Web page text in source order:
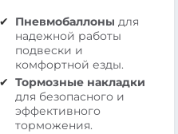
Пневмобаллоны для
надежной работы
подвески и
комфортной езды.
Тормозные накладки
для безопасного и
эффективного
торможения.